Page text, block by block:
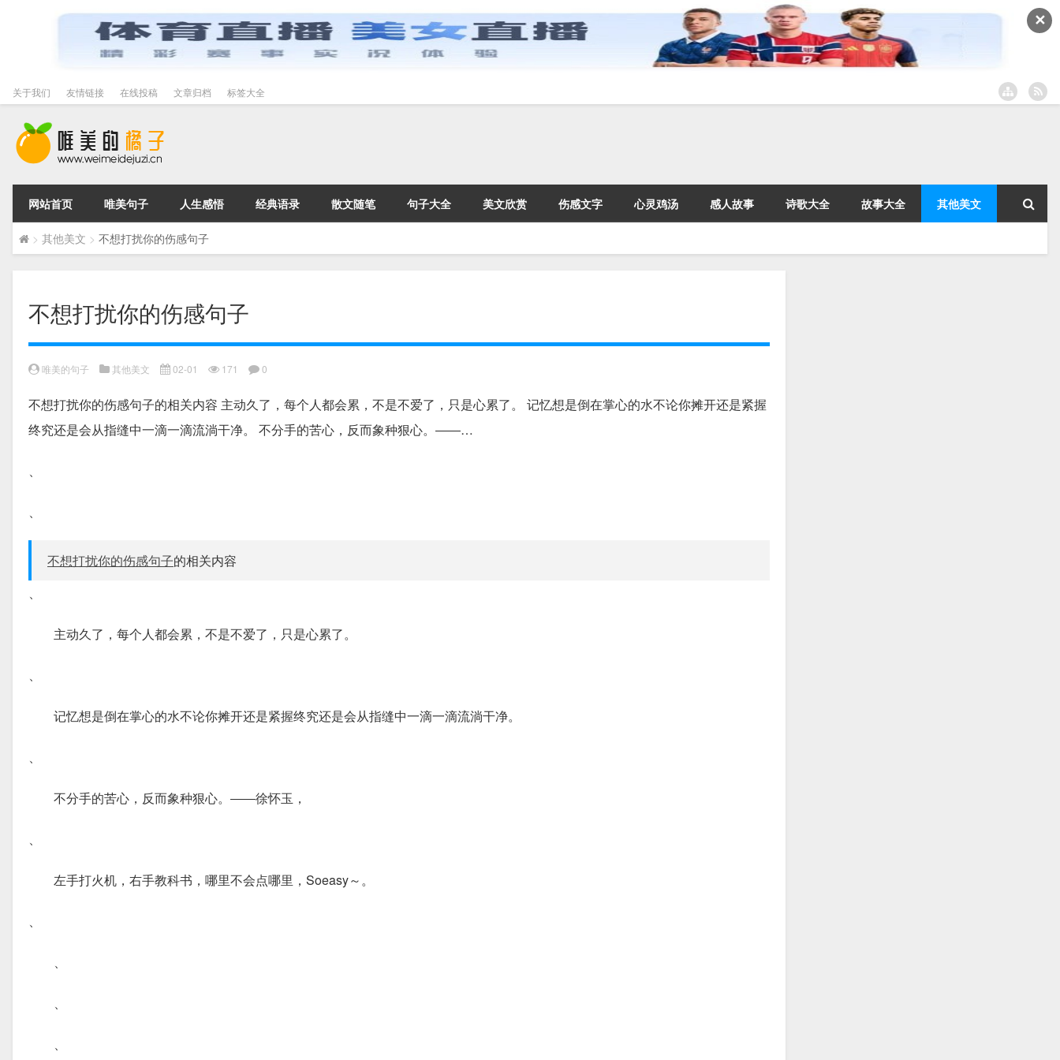
✕
关于我们 友情链接 在线投稿 文章归档 标签大全
网站首页 唯美句子 人生感悟 经典语录 散文随笔 句子大全 美文欣赏 伤感文字 心灵鸡汤 感人故事 诗歌大全 故事大全 其他美文
> 其他美文 > 不想打扰你的伤感句子
不想打扰你的伤感句子
唯美的句子 其他美文 02-01 171 0
不想打扰你的伤感句子的相关内容 主动久了，每个人都会累，不是不爱了，只是心累了。 记忆想是倒在掌心的水不论你摊开还是紧握
终究还是会从指缝中一滴一滴流淌干净。 不分手的苦心，反而象种狠心。――…
、
、
不想打扰你的伤感句子的相关内容
、
主动久了，每个人都会累，不是不爱了，只是心累了。
、
记忆想是倒在掌心的水不论你摊开还是紧握终究还是会从指缝中一滴一滴流淌干净。
、
不分手的苦心，反而象种狠心。――徐怀玉，
、
左手打火机，右手教科书，哪里不会点哪里，Soeasy～。
、
、
、
、